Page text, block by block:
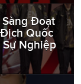
Sàng Đoạt
Quốc
Nghiệp